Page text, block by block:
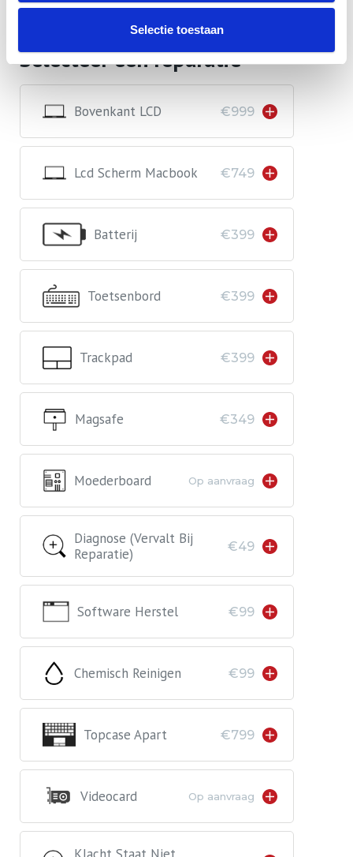
Selectie toestaan
Selecteer een reparatie
Bovenkant LCD €999
Lcd Scherm Macbook €749
Batterij €399
Toetsenbord €399
Trackpad €399
Magsafe €349
Moederboard Op aanvraag
Diagnose (vervalt Bij
Reparatie)
€49
Software Herstel €99
Chemisch Reinigen €99
Topcase Apart €799
Videocard Op aanvraag